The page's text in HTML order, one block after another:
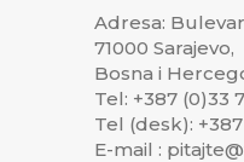
Adresa:
71000 Sarajevo,
Bosna i
Tel: +387 (0)33
Tel (desk):
E-mail :